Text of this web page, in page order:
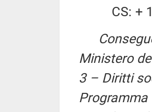
CS: +
Ministero
3 – Diritti